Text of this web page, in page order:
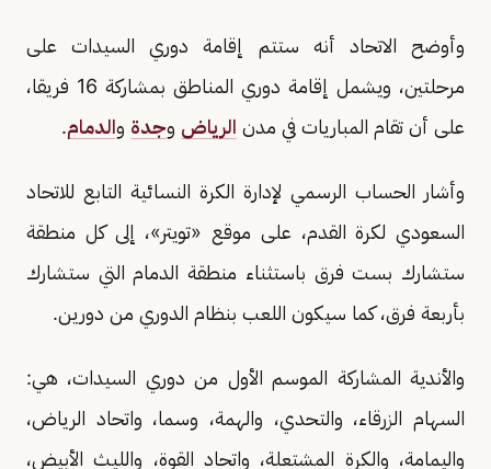
وأوضح الاتحاد أنه ستتم إقامة دوري السيدات على
مرحلتين، ويشمل إقامة دوري المناطق بمشاركة 16 فريقا،
على أن تقام المباريات في مدن الرياض وجدة والدمام.
وأشار الحساب الرسمي لإدارة الكرة النسائية التابع للاتحاد
السعودي لكرة القدم، على موقع «تويتر»، إلى كل منطقة
ستشارك بست فرق باستثناء منطقة الدمام التي ستشارك
بأربعة فرق، كما سيكون اللعب بنظام الدوري من دورين.
والأندية المشاركة الموسم الأول من دوري السيدات، هي:
السهام الزرقاء، والتحدي، والهمة، وسما، واتحاد الرياض،
واليمامة، والكرة المشتعلة، واتحاد القوة، والليث الأبيض،